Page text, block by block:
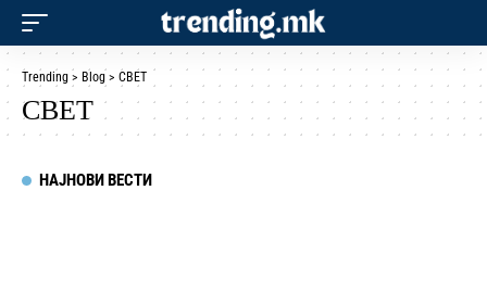
Trending > Blog > СВЕТ
СВЕТ
НАЈНОВИ ВЕСТИ